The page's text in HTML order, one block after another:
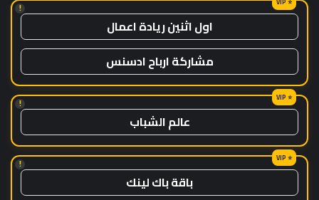
!
اول اثنين ريادة اعمال
مشاركة ارباح ادسنس
!
عالم الشباب
!
باقة باك لينك